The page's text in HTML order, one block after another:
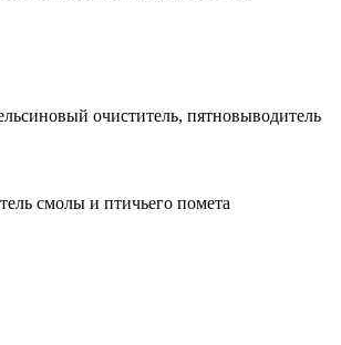
очиститель, пятновыводитель
смолы и птичьего помета